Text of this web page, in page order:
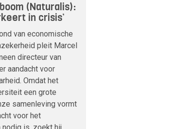
(Naturalis):
in crisis’
van economische
pleit Marcel
directeur van
aandacht voor
Omdat het
een grote
samenleving vormt
voor het